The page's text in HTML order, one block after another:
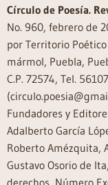
Círculo de Poesía.
No. 960, febrero de
por Territorio Poético
mármol, Puebla,
C.P. 72574, Tel.
Fundadores y
Adalberto García
Roberto Amézquita,
Gustavo Osorio de